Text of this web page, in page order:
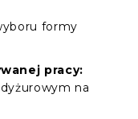
formy
pracy:
na